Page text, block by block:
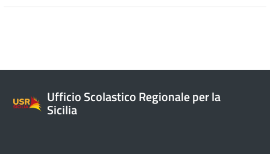
Ufficio Scolastico Regionale per la
Sicilia